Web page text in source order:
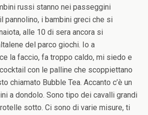
russi stanno nei passeggini
pannolino, i bambini greci che si
alle 10 di sera ancora si
del parco giochi. Io a
la faccio, fa troppo caldo, mi siedo e
con le palline che scoppiettano
chiamato Bubble Tea. Accanto c’è un
a dondolo. Sono tipo dei cavalli grandi
sotto. Ci sono di varie misure, ti